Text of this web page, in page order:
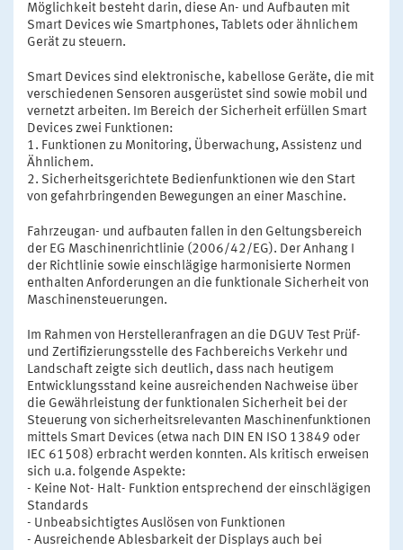
Möglichkeit besteht darin, diese An- und Aufbauten mit
Smart Devices wie Smartphones, Tablets oder ähnlichem
Gerät zu steuern.
Smart Devices sind elektronische, kabellose Geräte, die mit
verschiedenen Sensoren ausgerüstet sind sowie mobil und
vernetzt arbeiten. Im Bereich der Sicherheit erfüllen Smart
Devices zwei Funktionen:
1. Funktionen zu Monitoring, Überwachung, Assistenz und
Ähnlichem.
2. Sicherheitsgerichtete Bedienfunktionen wie den Start
von gefahrbringenden Bewegungen an einer Maschine.
Fahrzeugan- und aufbauten fallen in den Geltungsbereich
der EG Maschinenrichtlinie (2006/42/EG). Der Anhang I
der Richtlinie sowie einschlägige harmonisierte Normen
enthalten Anforderungen an die funktionale Sicherheit von
Maschinensteuerungen.
Im Rahmen von Herstelleranfragen an die DGUV Test Prüf-
und Zertifizierungsstelle des Fachbereichs Verkehr und
Landschaft zeigte sich deutlich, dass nach heutigem
Entwicklungsstand keine ausreichenden Nachweise über
die Gewährleistung der funktionalen Sicherheit bei der
Steuerung von sicherheitsrelevanten Maschinenfunktionen
mittels Smart Devices (etwa nach DIN EN ISO 13849 oder
IEC 61508) erbracht werden konnten. Als kritisch erweisen
sich u.a. folgende Aspekte:
- Keine Not- Halt- Funktion entsprechend der einschlägigen
Standards
- Unbeabsichtigtes Auslösen von Funktionen
- Ausreichende Ablesbarkeit der Displays auch bei